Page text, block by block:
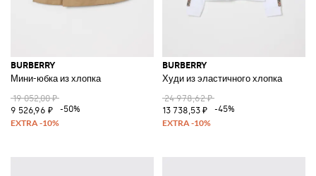
BURBERRY
Мини-юбка из хлопка
19 052,00 ₽
9 526,96 ₽
-50%
BURBERRY
Худи из эластичного хлопка
24 978,62 ₽
13 738,53 ₽
-45%